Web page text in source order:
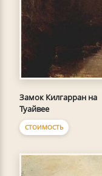
Замок Килгарран на
Туайвее
СТОИМОСТЬ